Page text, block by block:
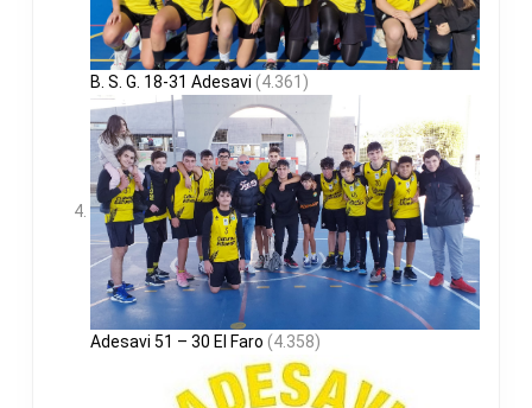
B. S. G. 18-31 Adesavi (4.361)
Adesavi 51 – 30 El Faro (4.358)